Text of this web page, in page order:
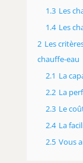
1.3 Les
1.4 Les
2 Les
chauffe-eau
2.1 La
2.2 La
2.3 Le
2.4 La
2.5 Vous